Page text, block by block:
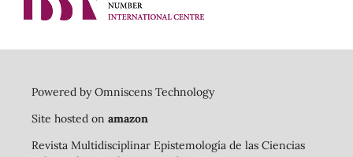
Powered by Omniscens Technology
Site hosted on amazon
Revista Multidisciplinar Epistemología de las Ciencias